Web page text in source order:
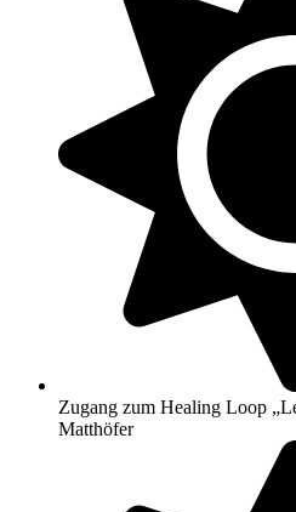
Zugang zum Healing Loop
Matthöfer